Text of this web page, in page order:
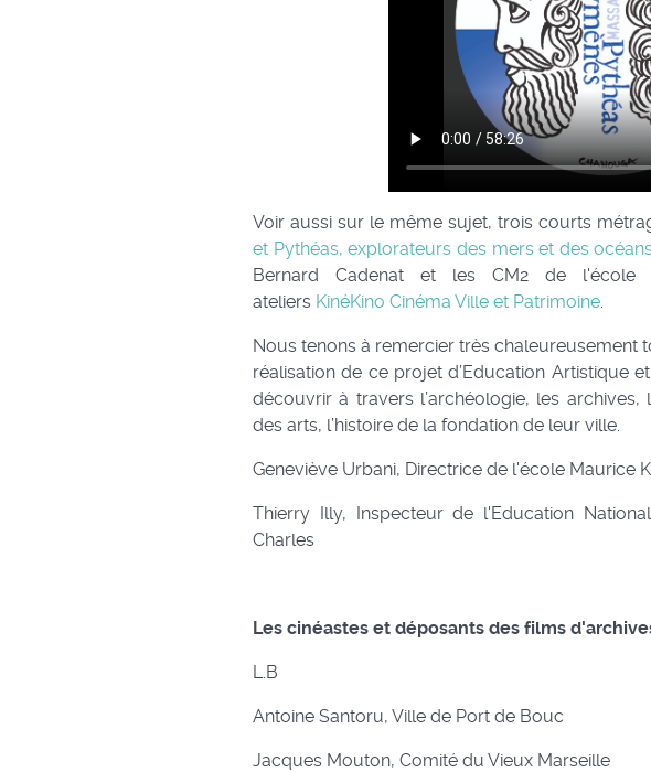
Voir aussi sur le même sujet, trois courts
et Pythéas, explorateurs des mers et des
Bernard Cadenat et les CM2 de l'école
ateliers KinéKino Cinéma Ville et Patrimoine.
Nous tenons à remercier très
réalisation de ce projet d’Education Artistique
découvrir à travers l’archéologie, les archives,
des arts, l’histoire de la fondation de leur ville.
Geneviève Urbani, Directrice de l'école Maurice
Thierry Illy, Inspecteur de l'Education
Charles
Les cinéastes et déposants des films
L.B
Antoine Santoru, Ville de Port de Bouc
Jacques Mouton, Comité du Vieux Marseille